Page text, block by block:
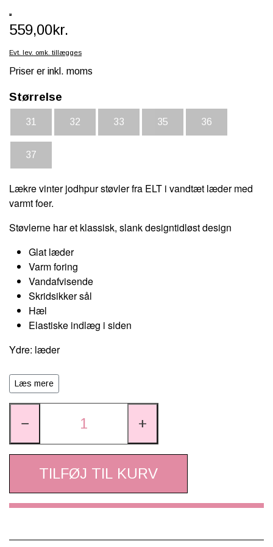
559,00kr.
Evt. lev. omk. tillægges
Priser er inkl. moms
Størrelse
31 32 33 35 36
37
Lækre vinter jodhpur støvler fra ELT i vandtæt læder med
varmt foer.
Støvlerne har et klassisk, slank designtidløst design
Glat læder
Varm foring
Vandafvisende
Skridsikker sål
Hæl
Elastiske indlæg i siden
Ydre: læder
Foer: 100% polyester
Læs mere
− +
TILFØJ TIL KURV